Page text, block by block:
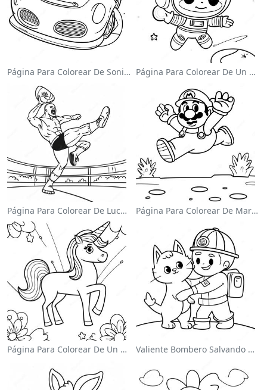
Página Para Colorear De Sonic El Velocista Página Para Colorear De Un Astronauta Lindo Flotando En El Espacio
Página Para Colorear De Luchador De Wwe Saltando Sobre Oponente Página Para Colorear De Mario Saltando Sobre Goombas
Página Para Colorear De Un Unicornio Mágico En Un Arcoíris Valiente Bombero Salvando Un Gato Para Colorear